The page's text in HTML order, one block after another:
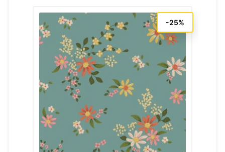
-25%